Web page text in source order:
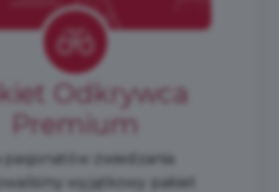
Odkrywca
Premium
pasjonatów zwiedzania
wyjątkowy pakiet